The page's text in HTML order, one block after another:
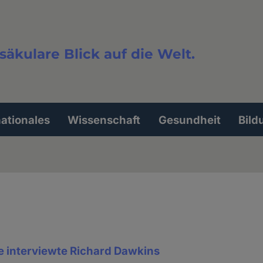
Blick auf die Welt.
Wissenschaft Gesundheit
interviewte Richard Dawkins